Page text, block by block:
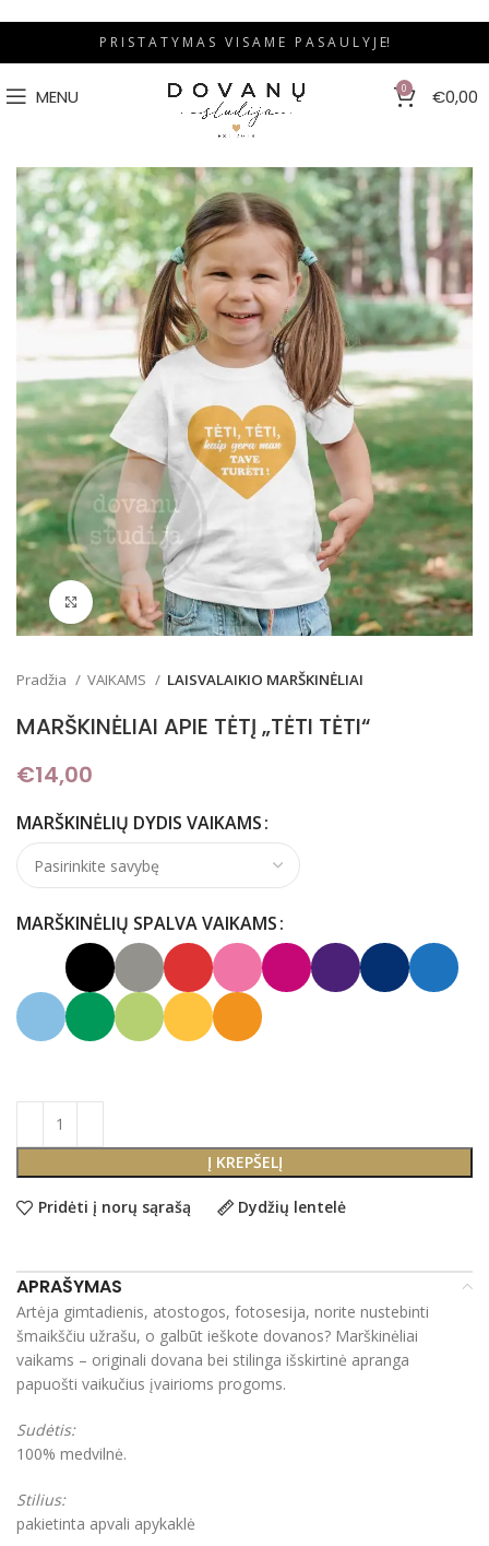
P R I S T A T Y M A S V I S A M E P A S A U L Y J E!
MENU 0 €0,00
Padidinti
Pradžia VAIKAMS LAISVALAIKIO MARŠKINĖLIAI
MARŠKINĖLIAI APIE TĖTĮ „TĖTI TĖTI“
€14,00
MARŠKINĖLIŲ DYDIS VAIKAMS
MARŠKINĖLIŲ SPALVA VAIKAMS
Į KREPŠELĮ
Pridėti į norų sąrašą Dydžių lentelė
APRAŠYMAS
Artėja gimtadienis, atostogos, fotosesija, norite nustebinti
šmaikščiu užrašu, o galbūt ieškote dovanos? Marškinėliai
vaikams – originali dovana bei stilinga išskirtinė apranga
papuošti vaikučius įvairioms progoms.
Sudėtis:
100% medvilnė.
Stilius:
pakietinta apvali apykaklė